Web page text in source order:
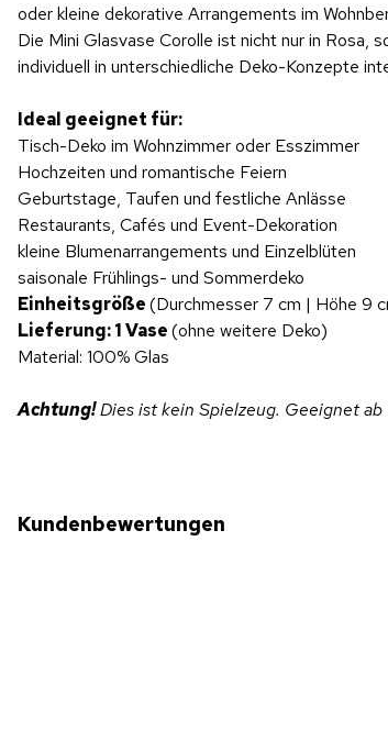
oder kleine dekorative Arrangements im
Die Mini Glasvase Corolle ist nicht nur in Rosa,
individuell in unterschiedliche Deko-Konzepte
Ideal geeignet für:
Tisch-Deko im Wohnzimmer oder Esszimmer
Hochzeiten und romantische Feiern
Geburtstage, Taufen und festliche Anlässe
Restaurants, Cafés und Event-Dekoration
kleine Blumenarrangements und Einzelblüten
saisonale Frühlings- und Sommerdeko
Einheitsgröße(Durchmesser 7 cm | Höhe 9
Lieferung: 1 Vase(ohne weitere Deko)
Material: 100% Glas
Achtung!Dies ist kein Spielzeug. Geeignet
Kundenbewertungen